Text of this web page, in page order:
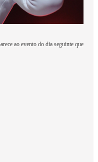
ao evento do dia seguinte que